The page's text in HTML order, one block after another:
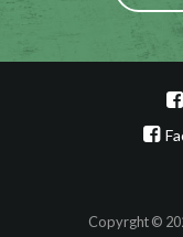
Copyrght ©